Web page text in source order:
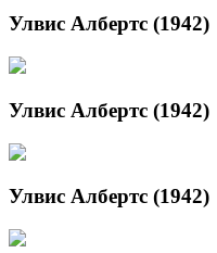
Улвис Албертс (1942)
Улвис Албертс (1942)
Улвис Албертс (1942)